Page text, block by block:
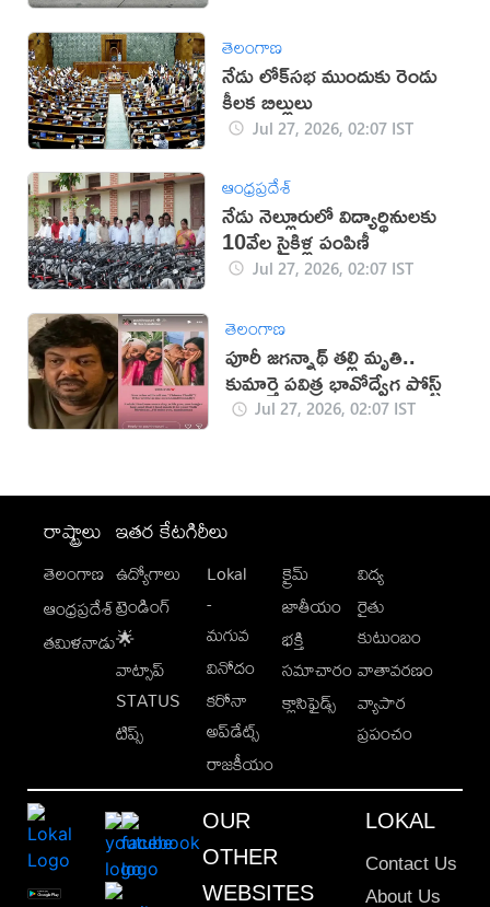
తెలంగాణ
నేడు లోక్‌సభ ముందుకు రెండు
కీలక బిల్లులు
Jul 27, 2026, 02:07 IST
ఆంధ్రప్రదేశ్
నేడు నెల్లూరులో విద్యార్థినులకు
10వేల సైకిళ్ల పంపిణీ
Jul 27, 2026, 02:07 IST
తెలంగాణ
పూరీ జగన్నాథ్ తల్లి మృతి..
కుమార్తె పవిత్ర భావోద్వేగ పోస్ట్
Jul 27, 2026, 02:07 IST
రాష్ట్రాలు
తెలంగాణ
ఆంధ్రప్రదేశ్
తమిళనాడు
ఇతర కేటగిరీలు
ఉద్యోగాలు
ట్రెండింగ్
🌟
వాట్సాప్
STATUS
టిప్స్
Lokal
-
మగువ
వినోదం
కరోనా
అప్‌డేట్స్
రాజకీయం
క్రైమ్
జాతీయం
భక్తి
సమాచారం
క్లాసిఫైడ్స్
విద్య
రైతు
కుటుంబం
వాతావరణం
వ్యాపార
ప్రపంచం
OUR
OTHER
WEBSITES
LOKAL
Contact Us
About Us